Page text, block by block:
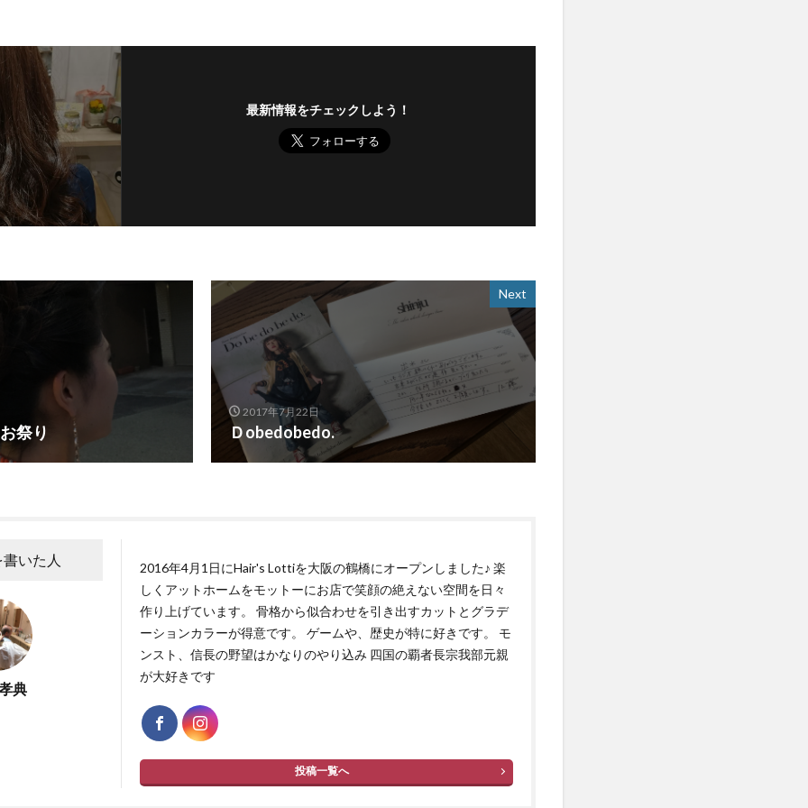
最新情報をチェックしよう！
祭り
Next
2017年7月22日
Ｄobedobedo.
いた人
典
2016年4月1日にHair's Lottiを大阪の鶴橋にオープンしました♪ 楽
しくアットホームをモットーにお店で笑顔の絶えない空間を日々
作り上げています。 骨格から似合わせを引き出すカットとグラデ
ーションカラーが得意です。 ゲームや、歴史が特に好きです。 モ
ンスト、信長の野望はかなりのやり込み 四国の覇者長宗我部元親
が大好きです
投稿一覧へ